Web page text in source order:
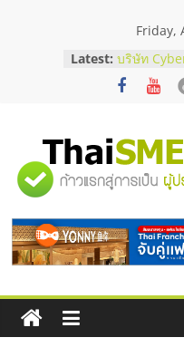
Friday,
Latest: บริษัท
วิธีเลือกผู้ใ
โจทย์ธุรกิจ
สัมมนาออน
บริการน้ำมั
สัมมนาลง
ไชส์ ครั้งที่
ร้านเครื่อง
โซลูชันระบ
"ศูนย์
รวม
ข้อมูล
ธุรกิจ